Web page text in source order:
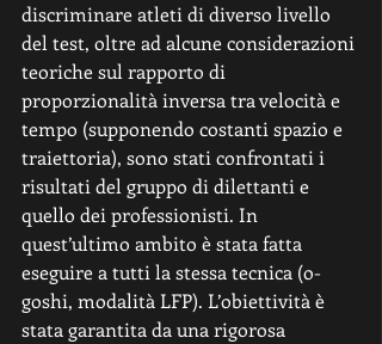
discriminare atleti di diverso livello
del test, oltre ad alcune considerazioni
teoriche sul rapporto di
proporzionalità inversa tra velocità e
tempo (supponendo costanti spazio e
traiettoria), sono stati confrontati i
risultati del gruppo di dilettanti e
quello dei professionisti. In
quest’ultimo ambito è stata fatta
eseguire a tutti la stessa tecnica (o-
goshi, modalità LFP). L’obiettività è
stata garantita da una rigorosa